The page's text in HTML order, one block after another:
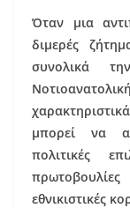
Όταν μια
διμερές
συνολικά
μπορεί να
πολιτικές
εθνικιστικές